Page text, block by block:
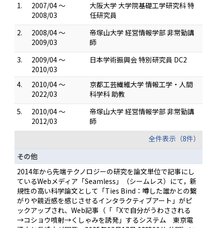
1.
2007/04 ～
2008/03
大阪大学 大学院基礎工学研究科 特
任研究員
2.
2008/04 ～
2009/03
帝塚山大学 経営情報学部 非常勤講
師
3.
2009/04 ～
2010/03
日本学術振興会 特別研究員 DC2
4.
2010/04 ～
2022/03
京都工芸繊維大学 情報工学・人間
科学科 助教
5.
2010/04 ～
2012/03
帝塚山大学 経営情報学部 非常勤講
師
全件表示（8件）
その他
2014年から先端テクノロジーの研究を論文単位で記事にし
ているWebメディア「Seamless」（シームレス）にて，新
規性の高い科学論文として「Ties Bind：噂した誰かとの繋
がりや親近感を感じさせるインタラクティブアート」がピ
ックアップされ、Web記事（「「Xで自分がうわさされる
→コショウ噴射→くしゃみを誘発」するシステム 東京電